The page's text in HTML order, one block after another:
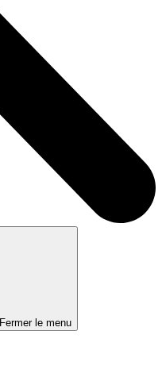
Fermer le menu